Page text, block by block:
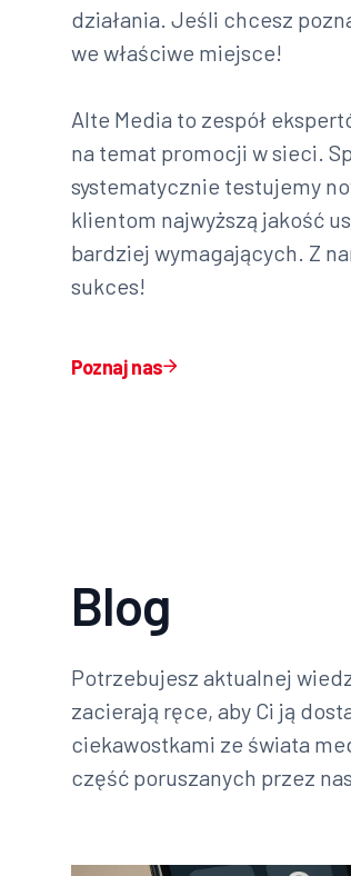
działania. Jeśli chcesz
we właściwe miejsce!
Alte Media to zespół
na temat promocji w sieci.
systematycznie testujemy
klientom najwyższą jakość
bardziej wymagających. Z
sukces!
Poznaj nas
Blog
Potrzebujesz aktualnej
zacierają ręce, aby Ci ją
ciekawostkami ze świata
część poruszanych przez